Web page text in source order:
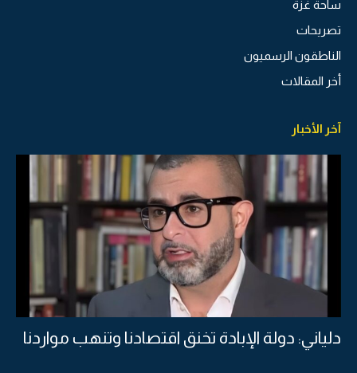
ساحة غزة
تصريحات
الناطقون الرسميون
أخر المقالات
آخر الأخبار
دلياني: دولة الإبادة تخنق اقتصادنا وتنهب مواردنا